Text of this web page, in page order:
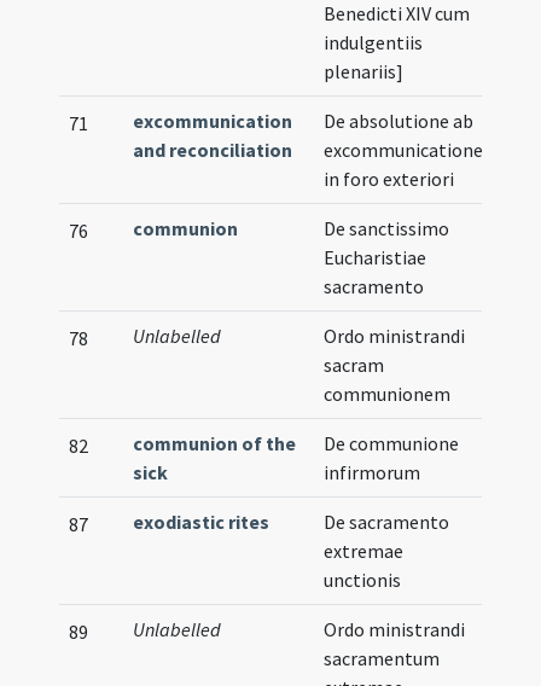
Benedicti XIV cum
indulgentiis
plenariis]
71
excommunication
and reconciliation
De absolutione ab
excommunicatione
in foro exteriori
76 communion
De sanctissimo
Eucharistiae
sacramento
78 Unlabelled
Ordo ministrandi
sacram
communionem
82
communion of the
sick
De communione
infirmorum
87 exodiastic rites
De sacramento
extremae
unctionis
89 Unlabelled
Ordo ministrandi
sacramentum